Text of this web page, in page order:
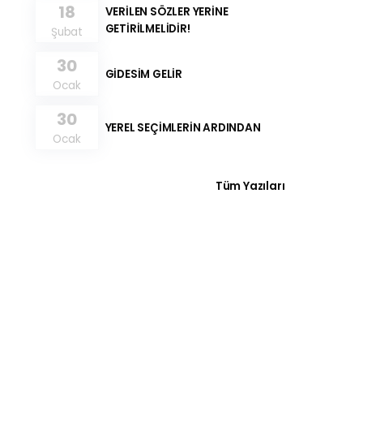
18
Şubat
VERİLEN SÖZLER YERİNE
GETİRİLMELİDİR!
30
Ocak
GİDESİM GELİR
30
Ocak
YEREL SEÇİMLERİN ARDINDAN
Tüm Yazıları